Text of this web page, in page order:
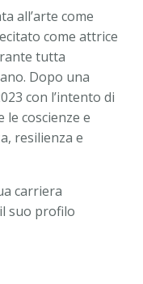
all’arte come
come attrice
tutta
Dopo una
con l’intento di
coscienze e
resilienza e
carriera
suo profilo